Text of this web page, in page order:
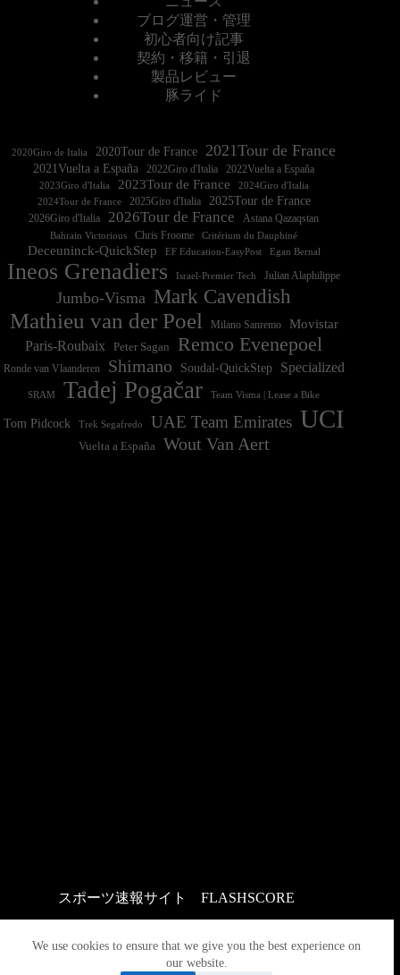
We use cookies to ensure that we give you the best experience on
our website.
ブログ運営・管理
初心者向け記事
契約・移籍・引退
製品レビュー
豚ライド
2020Giro de Italia 2020Tour de France 2021Tour de France
2021Vuelta a España 2022Vuelta a España
2023Giro d'Italia 2023Tour de France
2024Tour de France
2025Giro d'Italia 2025Tour de France
2026Giro d'Italia 2026Tour de France Astana Qazaqstan
Bahrain Victorious Chris Froome Critérium du Dauphiné
Deceuninck-QuickStep EF Education-EasyPost Egan Bernal
Ineos Grenadiers Israel-Premier Tech Julian Alaphilippe
Jumbo-Visma Mark Cavendish
Mathieu van der Poel Milano Sanremo
Movistar
Paris-Roubaix
Peter Sagan Remco Evenepoel
Ronde van Vlaanderen Shimano Soudal-QuickStep Specialized
SRAM Tadej Pogačar Team Visma | Lease a Bike
Tom Pidcock Trek Segafredo UAE Team Emirates UCI
Vuelta a España Wout Van Aert
スポーツ速報サイト FLASHSCORE